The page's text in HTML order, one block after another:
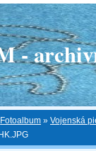
-
Fotoalbum » Vojenská